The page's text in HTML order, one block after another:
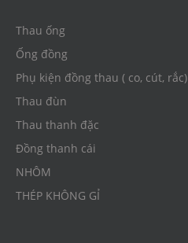
Thau ống
Ống đồng
Phụ kiện đồng thau ( co, cút, rắc)
Thau đùn
Thau thanh đặc
Đồng thanh cái
NHÔM
THÉP KHÔNG GỈ